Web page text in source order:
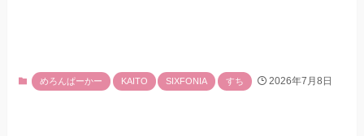
めろんぱーかー KAITO SIXFONIA すち 2026年7月8日